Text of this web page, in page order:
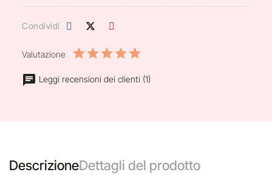
Condividi
Valutazione
Leggi recensioni dei clienti (1)
DescrizioneDettagli del prodotto